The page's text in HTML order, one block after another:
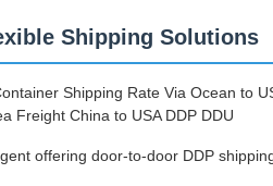
Shipping Solutions
Shipping Rate Via Ocean to
Freight China to USA DDP DDU
offering door-to-door DDP